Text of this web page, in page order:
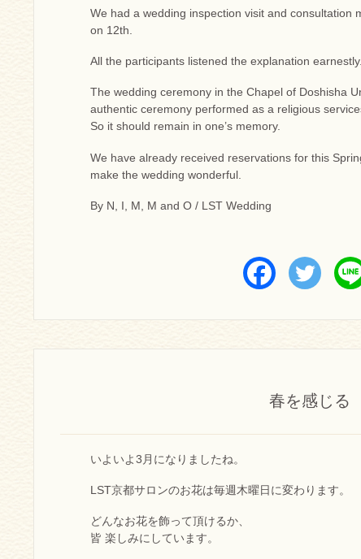
We had a wedding inspection visit and consultation
on 12th.
All the participants listened the explanation earnestly.
The wedding ceremony in the Chapel of Doshisha
authentic ceremony performed as a religious
So it should remain in one’s memory.
We have already received reservations for this
make the wedding wonderful.
By N, I, M, M and O / LST Wedding
春を感じる
いよいよ3月になりましたね。
LST京都サロンのお花は毎週木曜日に変わります。
どんなお花を飾って頂けるか、
皆 楽しみにしています。